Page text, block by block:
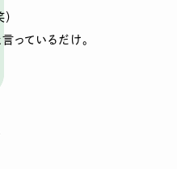
っているだけ。